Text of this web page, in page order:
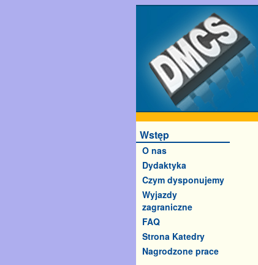
Wstęp
O nas
Dydaktyka
Czym dysponujemy
Wyjazdy
zagraniczne
FAQ
Strona Katedry
Nagrodzone prace